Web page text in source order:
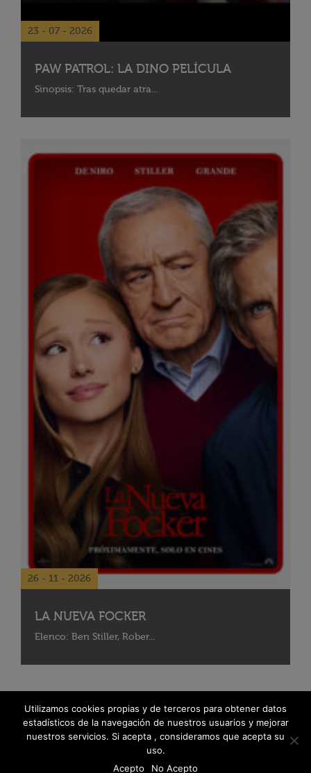
23 - 07 - 2026
PAW PATROL: LA DINO PELÍCULA
Sinopsis: Tras quedar atra...
26 - 11 - 2026
LA NUEVA FOCKER
Elenco: Ben Stiller, Rober...
Utilizamos cookies propias y de terceros para obtener datos
estadísticos de la navegación de nuestros usuarios y mejorar
nuestros servicios. Si acepta , consideramos que acepta su
uso.
Acepto
No Acepto